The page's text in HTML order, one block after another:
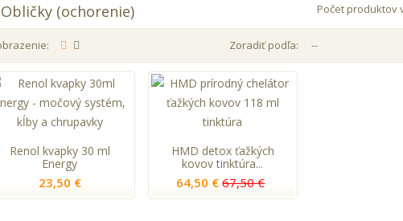
Obličky (ochorenie) Počet produktov
Zoradiť podľa: --
Renol kvapky 30 ml
Energy
23,50 €
HMD detox ťažkých
kovov tinktúra...
64,50 € 67,50 €